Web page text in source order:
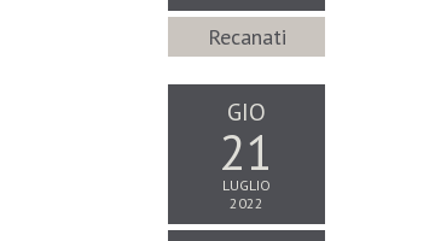
Recanati
GIO
21
LUGLIO
2022